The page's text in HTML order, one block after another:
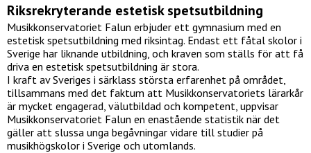
Riksrekryterande estetisk spetsutbildning
Musikkonservatoriet Falun erbjuder ett gymnasium med en
estetisk spetsutbildning med riksintag. Endast ett fåtal skolor i
Sverige har liknande utbildning, och kraven som ställs för att få
driva en estetisk spetsutbildning är stora.
I kraft av Sveriges i särklass största erfarenhet på området,
tillsammans med det faktum att Musikkonservatoriets lärarkår
är mycket engagerad, välutbildad och kompetent, uppvisar
Musikkonservatoriet Falun en enastående statistik när det
gäller att slussa unga begåvningar vidare till studier på
musikhögskolor i Sverige och utomlands.